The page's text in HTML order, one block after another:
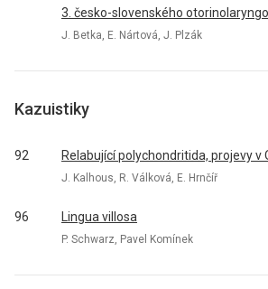
3. česko-slovenského
J. Betka, E. Nártová, J. Plzák
Kazuistiky
92 Relabující polychondritida, projevy v
J. Kalhous, R. Válková, E. Hrnčíř
96 Lingua villosa
P. Schwarz, Pavel Komínek